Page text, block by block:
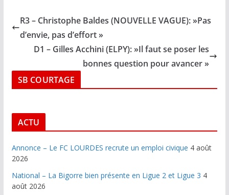
R3 – Christophe Baldes (NOUVELLE VAGUE): »Pas
d’envie, pas d’effort »
D1 – Gilles Acchini (ELPY): »Il faut se poser les
bonnes question pour avancer »
SB COURTAGE
ACTU
Annonce – Le FC LOURDES recrute un emploi civique 4 août
2026
National – La Bigorre bien présente en Ligue 2 et Ligue 3 4
août 2026